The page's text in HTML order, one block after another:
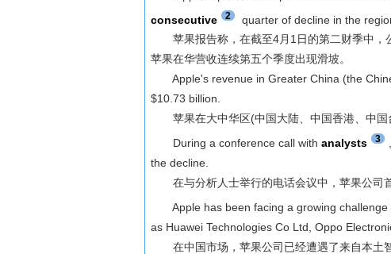
consecutive
2
quarter of decline in the
苹果报告称，在截至4月1日的第二财季中，
苹果在华营收连续第五个季度出现滑坡。
Apple's revenue in Greater China (the
$10.73 billion.
苹果在大中华区(中国大陆、中国香港、中国
During a conference call withanalysts 3
the decline.
在与分析人士举行的电话会议中，苹果公司首
Apple has been facing a growing challenge
as Huawei Technologies Co Ltd, Oppo
在中国市场，苹果公司已经遭遇了来自本土